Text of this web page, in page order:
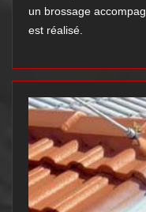
un brossage
est réalisé.